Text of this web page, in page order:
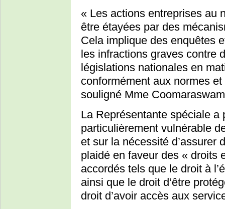
« Les actions entreprises au
être étayées par des
Cela implique des enquêtes
les infractions graves contre
législations nationales en
conformément aux normes
souligné Mme
La Représentante spéciale
particulièrement vulnérable
et sur la nécessité d’assurer
plaidé en faveur des « droits
accordés tels que le droit à
ainsi que le droit d’être
droit d’avoir accès aux